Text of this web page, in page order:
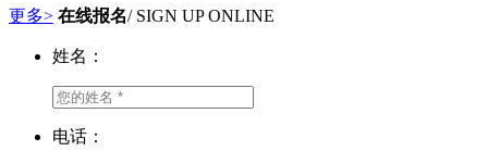
更多> 在线报名/ SIGN UP ONLINE
姓名：
电话：